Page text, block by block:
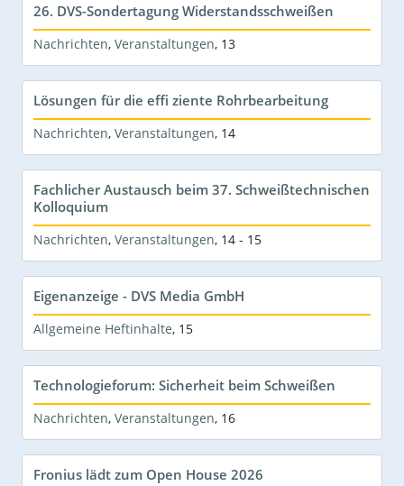
26. DVS-Sondertagung Widerstandsschweißen
Nachrichten, Veranstaltungen, 13
Lösungen für die effi ziente Rohrbearbeitung
Nachrichten, Veranstaltungen, 14
Fachlicher Austausch beim 37. Schweißtechnischen
Kolloquium
Nachrichten, Veranstaltungen, 14 - 15
Eigenanzeige - DVS Media GmbH
Allgemeine Heftinhalte, 15
Technologieforum: Sicherheit beim Schweißen
Nachrichten, Veranstaltungen, 16
Fronius lädt zum Open House 2026